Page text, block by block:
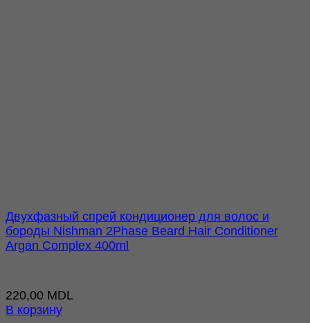
Двухфазный спрей кондиционер для волос и
бороды Nishman 2Phase Beard Hair Conditioner
Argan Complex 400ml
220,00 MDL
В корзину